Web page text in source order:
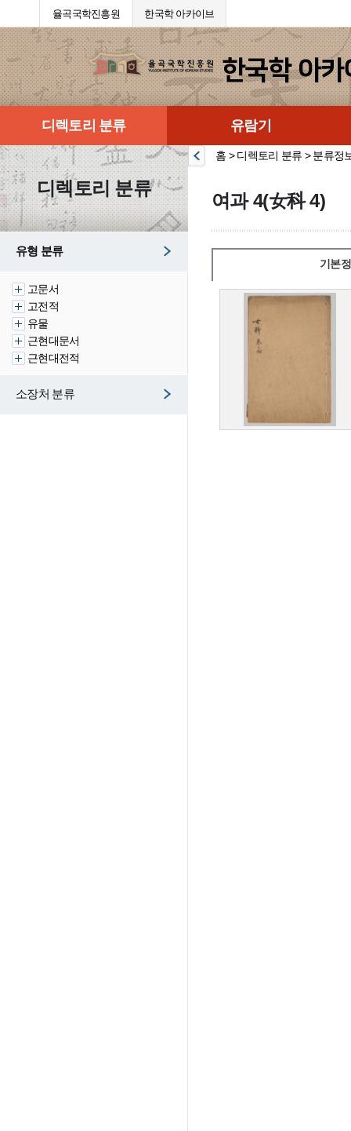
율곡국학진흥원 한국학 아카이브
디렉토리 분류 유람기
디렉토리 분류
유형 분류
고문서
고전적
유물
근현대문서
근현대전적
소장처 분류
홈 > 디렉토리 분류 > 분류정
여과 4(女科 4)
기본